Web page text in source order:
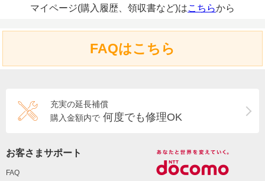
マイページ(購入履歴、領収書など)はこちらから
FAQはこちら
充実の延長補償
購入金額内で 何度でも修理OK
お客さまサポート
FAQ